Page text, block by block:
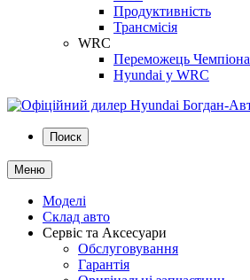
Продуктивність
Трансмісія
WRC
Переможець
Hyundai у WRC
Поиск
Меню
Моделі
Склад авто
Сервіс та Аксесуари
Обслуговування
Гарантія